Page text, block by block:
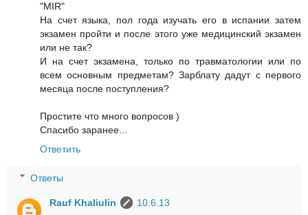
"MIR"
На счет языка, пол года изучать его в испании затем
экзамен пройти и после этого уже медицинский экзамен
или не так?
И на счет экзамена, только по травматологии или по
всем основным предметам? Зарблату дадут с первого
месяца после поступления?
Простите что много вопросов )
Спасибо заранее...
Ответить
Ответы
Rauf Khaliulin
10.6.13